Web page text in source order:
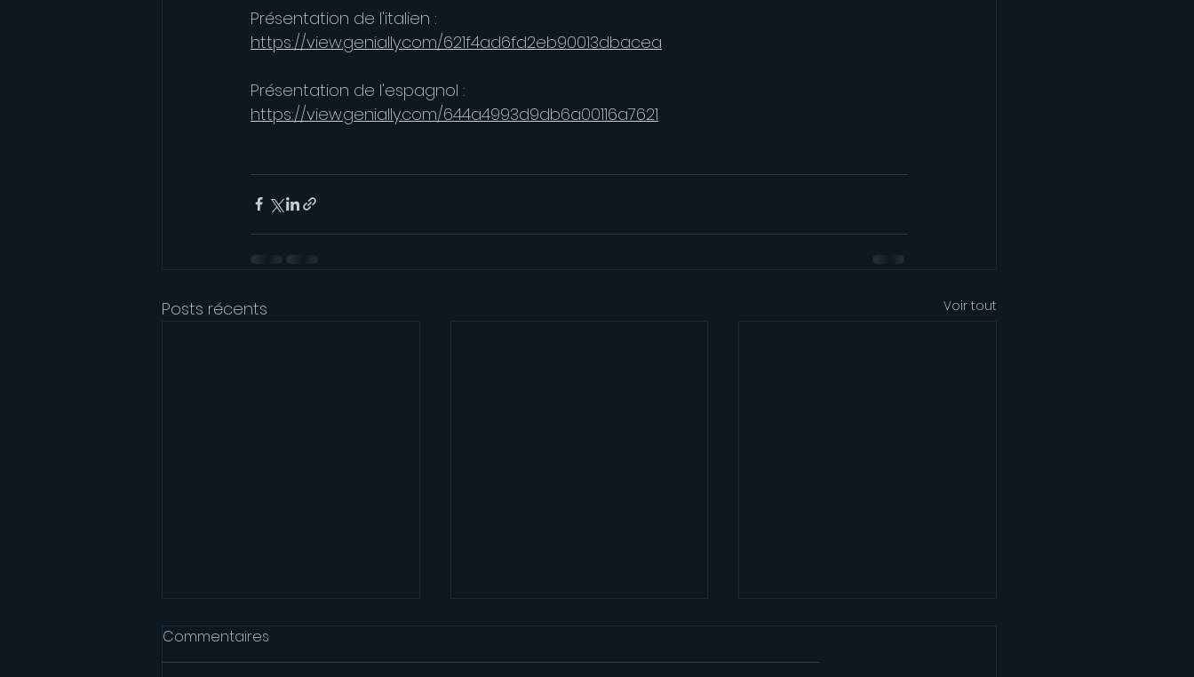
Présentation de l'italien :
https://view.genially.com/621f4ad6fd2eb90013dbacea
Présentation de l'espagnol :
https://view.genially.com/644a4993d9db6a00116a7621
Posts récents Voir tout
Commentaires